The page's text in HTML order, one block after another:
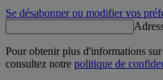
Se désabonner ou modifier vos
Pour obtenir plus d'informations
consultez notre politique de